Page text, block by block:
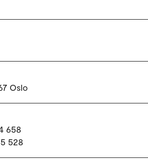
Oslo
658
528